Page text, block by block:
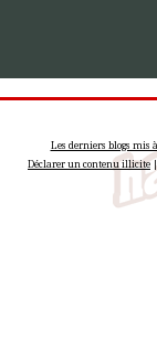
Les derniers blogs mis
Déclarer un contenu illicite|